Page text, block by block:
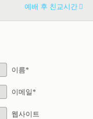
예배 후 친교시간
이름*
이메일*
웹사이트